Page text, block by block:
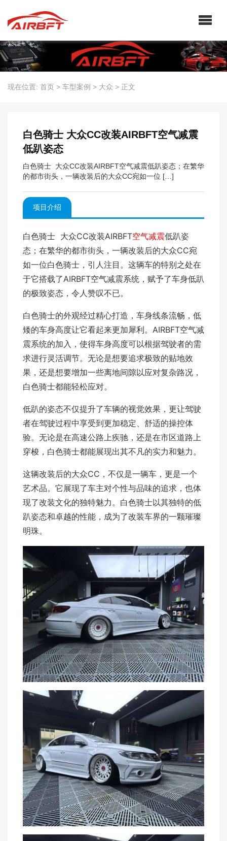
现在位置: 首页 > 车型案例 > 大众 > 正文
白色骑士 大众CC改装AIRBFT空气减震
低趴姿态
白色骑士 大众CC改装AIRBFT空气减震低趴姿态；在繁华
的都市街头，一辆改装后的大众CC宛如一位 […]
项目介绍
白色骑士 大众CC改装AIRBFT空气减震低趴姿
态；在繁华的都市街头，一辆改装后的大众CC宛
如一位白色骑士，引人注目。这辆车的特别之处在
于它搭载了AIRBFT空气减震系统，赋予了车身低趴
的极致姿态，令人赞叹不已。
白色骑士的外观经过精心打造，车身线条流畅，低
矮的车身高度让它看起来更加犀利。AIRBFT空气减
震系统的加入，使得车身高度可以根据驾驶者的需
求进行灵活调节。无论是想要追求极致的贴地效
果，还是想要增加一些离地间隙以应对复杂路况，
白色骑士都能轻松应对。
低趴的姿态不仅提升了车辆的视觉效果，更让驾驶
者在驾驶过程中享受到更加稳定、舒适的操控体
验。无论是在高速公路上疾驰，还是在市区道路上
穿梭，白色骑士都能展现出其不凡的实力和魅力。
这辆改装后的大众CC，不仅是一辆车，更是一个
艺术品。它展现了车主对个性与品味的追求，也体
现了改装文化的独特魅力。白色骑士以其独特的低
趴姿态和卓越的性能，成为了改装车界的一颗璀璨
明珠。